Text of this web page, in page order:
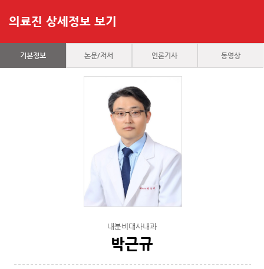
의료진 상세정보 보기
기본정보 논문/저서 언론기사 동영상
내분비대사내과
박근규